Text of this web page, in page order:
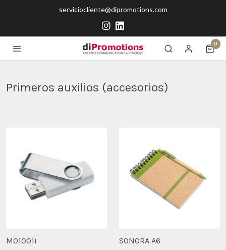
serviciocliente@dipromotions.com
0
Primeros auxilios (accesorios)
MO1001i
SONORA A6